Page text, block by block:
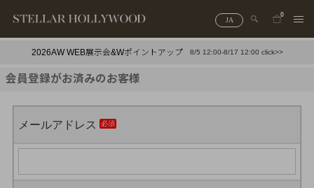
JA
0
2026AW WEB展示会&Wポイントアップ 8/5 12:00-8/17 12:00 click>>
会員登録がお済みのお客様
メールアドレス